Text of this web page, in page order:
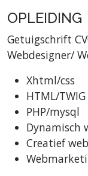
OPLEIDING
Getuigschrift
Webdesigner/
Xhtml/css
HTML/TWIG
PHP/mysql
Dynamisch
Creatief